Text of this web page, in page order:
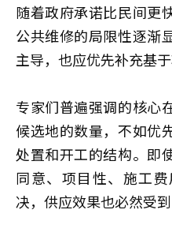
随着政府承诺比民间更
公共维修的局限性逐渐
主导，也应优先补充基
专家们普遍强调的核
候选地的数量，不如优
处置和开工的结构。即
同意、项目性、施工
决，供应效果也必然受到